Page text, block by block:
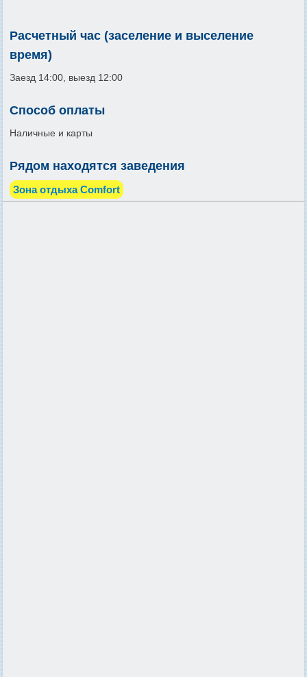
Расчетный час (заселение и выселение
время)
Заезд 14:00, выезд 12:00
Способ оплаты
Наличные и карты
Рядом находятся заведения
Зона отдыха Comfort